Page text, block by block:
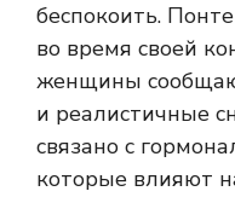
беспокоить.
во время своей
женщины
и реалистичные
связано с
которые влияют